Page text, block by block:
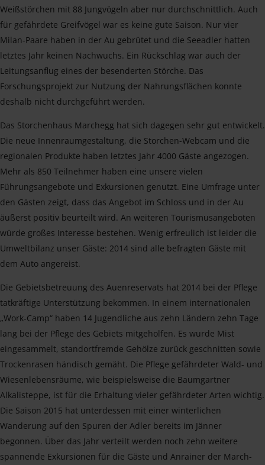
Weißstörchen mit 88 Jungvögeln aber nur durchschnittlich. Auch
für gefährdete Greifvögel war es keine gute Saison. Nur vier
Milan-Paare haben in der Au gebrütet und die Seeadler hatten
letztes Jahr keinen Nachwuchs. Ein Rückschlag war auch der
Leitungsanflug eines der besenderten Störche. Das
Forschungsprojekt zur Nutzung der Nahrungsflächen konnte
deshalb nicht durchgeführt werden.
Das Storchenhaus Marchegg hat sich dagegen sehr gut entwickelt.
Die neue Innenraumgestaltung, die Storchen-Webcam und die
regionalen Produkte haben letztes Jahr 4000 Gäste angezogen.
Mehr als 850 Teilnehmer haben eine unsere vielen
Führungsangebote und Exkursionen genutzt. Eine Umfrage unter
den Gästen zeigt, dass das Angebot im Schloss und in der Au
äußerst positiv beurteilt wird. An weiteren Tourismusangeboten
würde großes Interesse bestehen. Wenig erfreulich ist leider die
Umweltbilanz unser Gäste: 2014 sind alle befragten Gäste mit
dem Auto angereist.
Die Gebietsbetreuung des Auenreservats hat 2014 bei der Pflege
tatkräftige Unterstützung bekommen. In einem internationalen
„Work-Camp“ haben 14 Jugendliche aus zehn Ländern zehn Tage
lang bei der Pflege des Gebiets mitgeholfen. Es wurde Mist
eingesammelt, standortfremde Gehölze zurück geschnitten sowie
Trockenrasen händisch gemäht. Die Pflege gefährdeter Wald- und
Wiesenlebensräume, wie beispielsweise die Baumgartner
Alkalisteppe, ist für die Erhaltung vieler gefährdeter Arten wichtig.
Die Saison 2015 hat unterdessen mit einer winterlichen
Wanderung auf den Spuren der Adler bereits im Jänner
begonnen. Über das Jahr verteilt werden noch zehn weitere
spannende Exkursionen für die Gäste und Anrainer der March-